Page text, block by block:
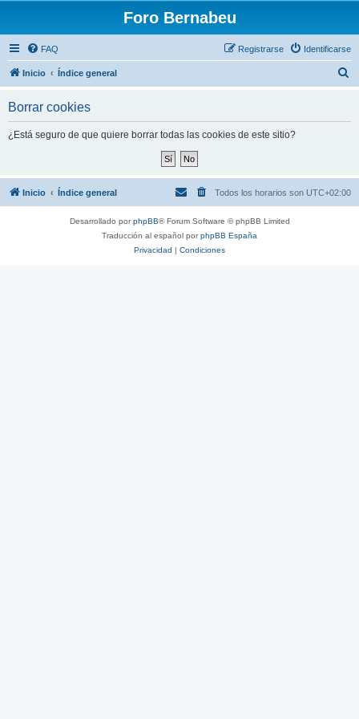
Foro Bernabeu
FAQ Identificarse
Registrarse
Inicio Índice general
Borrar cookies
¿Está seguro de que quiere borrar todas las cookies de este sitio?
Inicio Índice general Todos los horarios son UTC+02:00
Desarrollado porphpBB® Forum Software © phpBB Limited
Traducción al español porphpBB España
Privacidad | Condiciones